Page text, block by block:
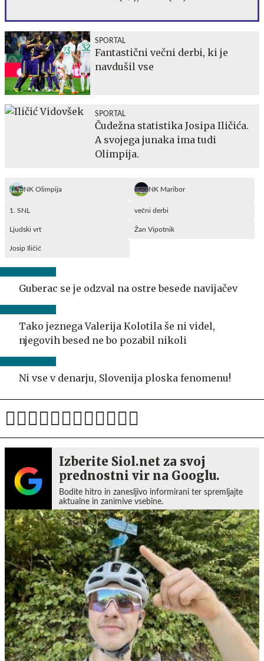
SPORTAL
Fantastični večni derbi, ki je
navdušil vse
SPORTAL
Čudežna statistika Josipa Iličića.
A svojega junaka ima tudi
Olimpija.
NK Olimpija NK Maribor
1. SNL večni derbi
Ljudski vrt Žan Vipotnik
Josip Iličić
Guberac se je odzval na ostre besede navijačev
Tako jeznega Valerija Kolotila še ni videl,
njegovih besed ne bo pozabil nikoli
Ni vse v denarju, Slovenija ploska fenomenu!
Izberite Siol.net za svoj
prednostni vir na Googlu.
Bodite hitro in zanesljivo informirani ter spremljajte
aktualne in zanimive vsebine.